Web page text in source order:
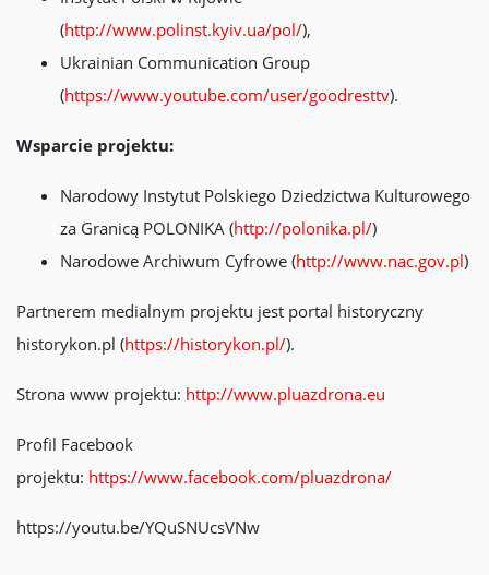
(http://www.polinst.kyiv.ua/pol/),
Ukrainian Communication Group
(https://www.youtube.com/user/goodresttv).
Wsparcie projektu:
Narodowy Instytut Polskiego Dziedzictwa Kulturowego
za Granicą POLONIKA (http://polonika.pl/)
Narodowe Archiwum Cyfrowe (http://www.nac.gov.pl)
Partnerem medialnym projektu jest portal historyczny
historykon.pl (https://historykon.pl/).
Strona www projektu: http://www.pluazdrona.eu
Profil Facebook
projektu: https://www.facebook.com/pluazdrona/
https://youtu.be/YQuSNUcsVNw